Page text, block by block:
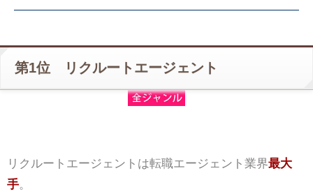
第1位 リクルートエージェント
リクルートエージェントは転職エージェント業界最大
手。